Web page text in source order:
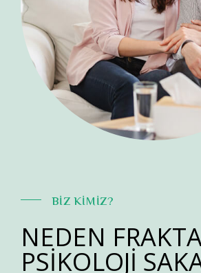
BİZ KİMİZ?
NEDEN
PSİKOLOJİ